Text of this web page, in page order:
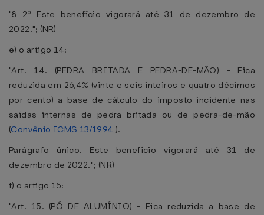
"§ 2º Este benefício vigorará até 31 de dezembro de
2022."; (NR)
e) o artigo 14:
"Art. 14. (PEDRA BRITADA E PEDRA-DE-MÃO) - Fica
reduzida em 26,4% (vinte e seis inteiros e quatro décimos
por cento) a base de cálculo do imposto incidente nas
saídas internas de pedra britada ou de pedra-de-mão
(Convênio ICMS 13/1994 ).
Parágrafo único. Este benefício vigorará até 31 de
dezembro de 2022."; (NR)
f) o artigo 15:
"Art. 15. (PÓ DE ALUMÍNIO) - Fica reduzida a base de